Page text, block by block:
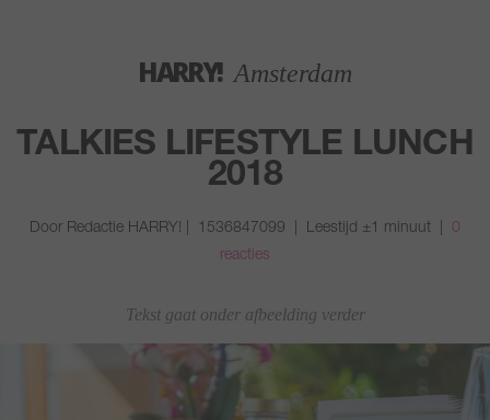
HARRY! Amsterdam
TALKIES LIFESTYLE LUNCH
2018
Door Redactie HARRY! | 1536847099 | Leestijd ±1 minuut | 0
reacties
Tekst gaat onder afbeelding verder